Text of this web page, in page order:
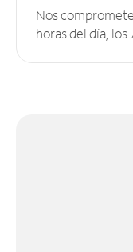
Nos
horas del día, los